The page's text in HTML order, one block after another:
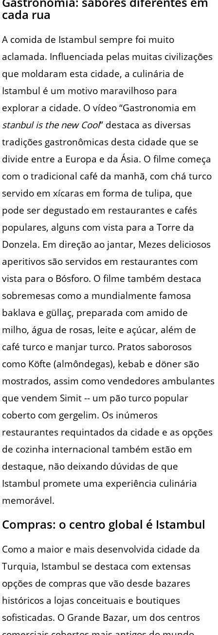
cada rua
A comida de Istambul sempre foi muito
aclamada. Influenciada pelas muitas civilizações
que moldaram esta cidade, a culinária de
Istambul é um motivo maravilhoso para
explorar a cidade. O vídeo “Gastronomia em
stanbul is the new Cool” destaca as diversas
tradições gastronômicas desta cidade que se
divide entre a Europa e da Ásia. O filme começa
com o tradicional café da manhã, com chá turco
servido em xícaras em forma de tulipa, que
pode ser degustado em restaurantes e cafés
populares, alguns com vista para a Torre da
Donzela. Em direção ao jantar, Mezes deliciosos
aperitivos são servidos em restaurantes com
vista para o Bósforo. O filme também destaca
sobremesas como a mundialmente famosa
baklava e güllaç, preparada com amido de
milho, água de rosas, leite e açúcar, além de
café turco e manjar turco. Pratos saborosos
como Köfte (almôndegas), kebab e döner são
mostrados, assim como vendedores ambulantes
que vendem Simit -- um pão turco popular
coberto com gergelim. Os inúmeros
restaurantes requintados da cidade e as opções
de cozinha internacional também estão em
destaque, não deixando dúvidas de que
Istambul promete uma experiência culinária
memorável.
Compras: o centro global é Istambul
Como a maior e mais desenvolvida cidade da
Turquia, Istambul se destaca com extensas
opções de compras que vão desde bazares
históricos a lojas conceituais e boutiques
sofisticadas. O Grande Bazar, um dos centros